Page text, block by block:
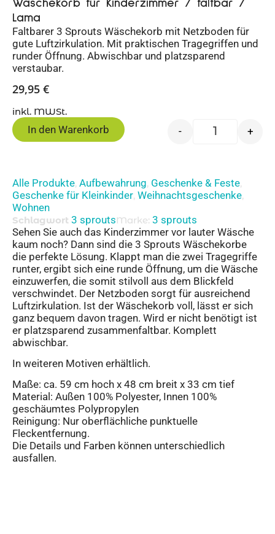
Wäschekorb für Kinderzimmer / faltbar /
Lama
Faltbarer 3 Sprouts Wäschekorb mit Netzboden für
gute Luftzirkulation. Mit praktischen Tragegriffen und
runder Öffnung. Abwischbar und platzsparend
verstaubar.
29,95 €
inkl. MWSt.
- +
In den Warenkorb
Alle Produkte, Aufbewahrung, Geschenke & Feste,
Geschenke für Kleinkinder, Weihnachtsgeschenke,
Wohnen
Schlagwort 3 sproutsMarke: 3 sprouts
Sehen Sie auch das Kinderzimmer vor lauter Wäsche
kaum noch? Dann sind die 3 Sprouts Wäschekorbe
die perfekte Lösung. Klappt man die zwei Tragegriffe
runter, ergibt sich eine runde Öffnung, um die Wäsche
einzuwerfen, die somit stilvoll aus dem Blickfeld
verschwindet. Der Netzboden sorgt für ausreichend
Luftzirkulation. Ist der Wäschekorb voll, lässt er sich
ganz bequem davon tragen. Wird er nicht benötigt ist
er platzsparend zusammenfaltbar. Komplett
abwischbar.
In weiteren Motiven erhältlich.
Maße: ca. 59 cm hoch x 48 cm breit x 33 cm tief
Material: Außen 100% Polyester, Innen 100%
geschäumtes Polypropylen
Reinigung: Nur oberflächliche punktuelle
Fleckentfernung.
Die Details und Farben können unterschiedlich
ausfallen.